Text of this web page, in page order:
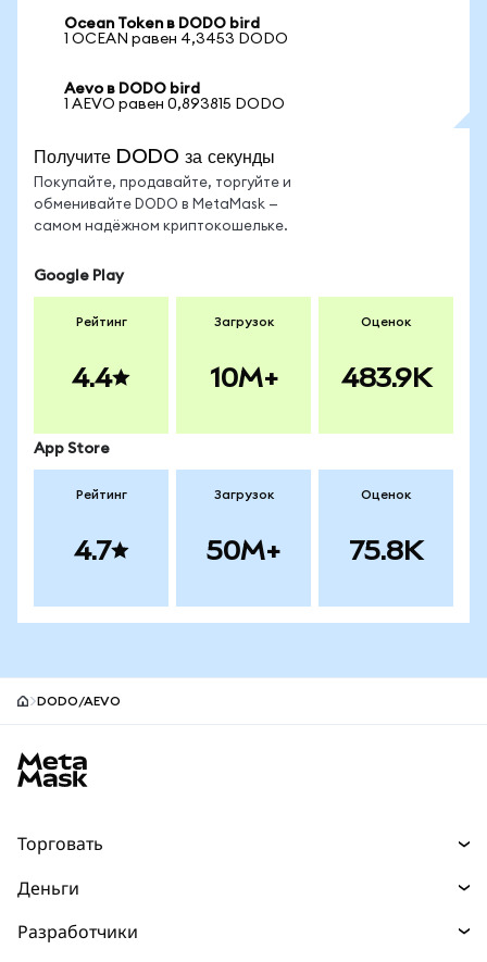
Ocean Token в DODO bird
1 OCEAN равен 4,3453 DODO
Aevo в DODO bird
1 AEVO равен 0,893815 DODO
Получите DODO за секунды
Покупайте, продавайте, торгуйте и
обменивайте DODO в MetaMask —
самом надёжном криптокошельке.
Google Play
Рейтинг
4.4
Загрузок
10M+
Оценок
483.9K
App Store
Рейтинг
4.7
Загрузок
50M+
Оценок
75.8K
DODO/AEVO
Торговать
Прогнозы
Деньги
Разработчики